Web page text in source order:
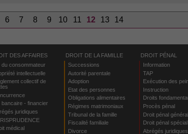
6 7 8 9 10 11 12 13 14
DES AFFAIRES
du consommateur
intellectuelle
collectif de
bancaire - financier
juridiques
médical
DROIT DE LA FAMILLE
Successions
Autorité parentale
Adoption
Etat des personnes
Obligations alimentaires
Régimes matrimoniaux
Tribunal de la famille
Fiscalité familiale
Divorce
DROIT PÉNAL
Information
TAP
Exécution des
Instruction
Droits
Procès pénal
Droit pénal général
Droit pénal spécial
Abrégés juridiques